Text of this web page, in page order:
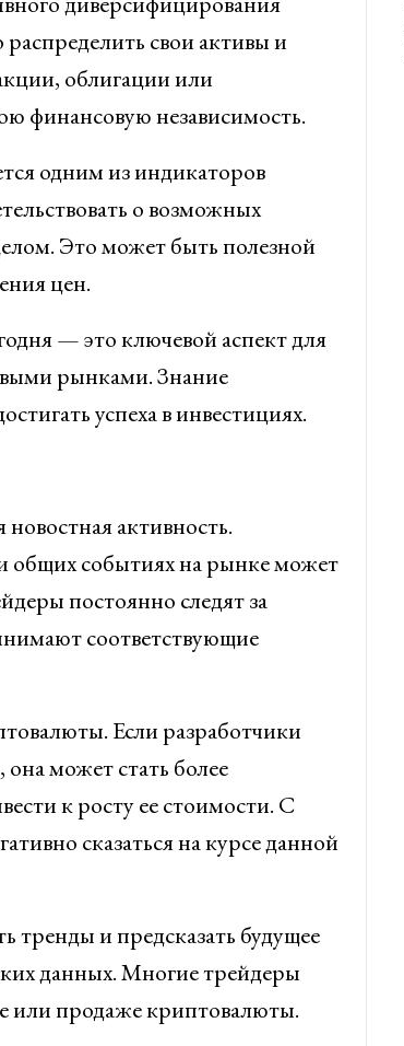
свои активы и
облигации или
финансовую независимость.
одним из индикаторов
о возможных
Это может быть полезной
цен.
— это ключевой аспект для
рынками. Знание
успеха в инвестициях.
активность.
событиях на рынке может
постоянно следят за
соответствующие
Если разработчики
может стать более
к росту ее стоимости. С
сказаться на курсе данной
тренды и предсказать будущее
данных. Многие трейдеры
или продаже криптовалюты.